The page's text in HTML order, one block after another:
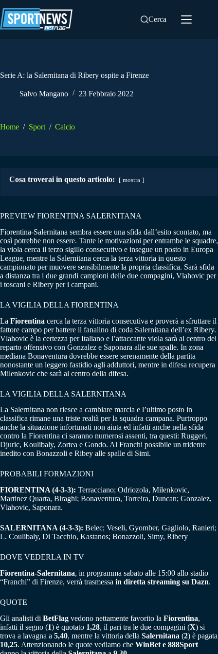
al
contenuto
Cerca
Serie A: la Salernitana di Ribery ospite a Firenze
Salvo Mangano 23 Febbraio 2022
Home / Sport / Calcio
Cosa troverai in questo articolo: mostra
PREVIEW FIORENTINA SALERNITANA
Fiorentina-Salernitana sembra essere una sfida dall’esito scontato, ma
così potrebbe non essere. Tante le motivazioni per entrambe le squadre,
la viola cerca il terzo sigillo consecutivo e insegue un posto in Europa
League, mentre la Salernitana cerca la terza vittoria in questo
campionato per muovere sensibilmente la propria classifica. Sarà sfida
a distanza tra i due grandi campioni delle due compagini, Vlahovic per
i toscani e Ribery per i campani.
LA VIGILIA DELLA FIORENTINA
La Fiorentina cerca la terza vittoria consecutiva e proverà a sfruttare il
fattore campo per battere il fanalino di coda Salernitana dell’ex Ribery.
Vlahovic è la certezza per Italiano e l’attaccante viola sarà al centro del
reparto offensivo con Gonzalez e Saponara alle sue spalle. In zona
mediana Bonaventura dovrebbe essere serenamente della partita
nonostante un leggero fastidio agli adduttori, mentre in difesa recupera
Milenkovic che sarà al centro della difesa.
LA VIGILIA DELLA SALERNITANA
La Salernitana non riesce a cambiare marcia e l’ultimo posto in
classifica rimane una triste realtà per la squadra campana. Purtroppo
anche la situazione infortunati non aiuta ed infatti anche nella sfida
contro la Fiorentina ci saranno numerosi assenti, tra questi: Ruggeri,
Djuric, Koulibaly, Zortea e Gondo. Al Franchi possibile un tridente
inedito con Bonazzoli e Ribey alle spalle di Simi.
PROBABILI FORMAZIONI
FIORENTINA (4-3-3): Terracciano; Odriozola, Milenkovic,
Martinez Quarta, Biraghi; Bonaventura, Torreira, Duncan; Gonzalez,
Vlahovic, Saponara.
SALERNITANA (4-3-3): Belec; Veseli, Gyomber, Gagliolo, Ranieri;
L. Coulibaly, Di Tacchio, Kastanos; Bonazzoli, Simy, Ribery
DOVE VEDERLA IN TV
Fiorentina-Salernitana, in programma sabato alle 15:00 allo stadio
“Franchi” di Firenze, verrà trasmessa in diretta streaming su Dazn.
QUOTE
Gli analisti di BetFlag vedono nettamente favorito la Fiorentina,
infatti il segno (1) è quotato 1,28, il pari tra le due compagini (X) si
trova a lavagna a 5,40, mentre la vittoria della Salernitana (2) è pagata
10,25. Attenzionando le quote vediamo che WinBet e 888Sport